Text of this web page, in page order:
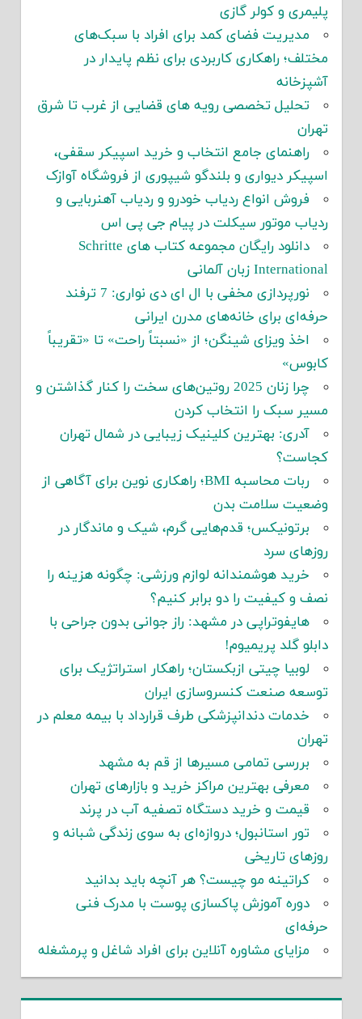
پلیمری و کولر گازی
مدیریت فضای کمد برای افراد با سبک‌های
مختلف؛ راهکاری کاربردی برای نظم پایدار در
آشپزخانه
تحلیل تخصصی رویه های قضایی از غرب تا شرق
تهران
راهنمای جامع انتخاب و خرید اسپیکر سقفی،
اسپیکر دیواری و بلندگو شیپوری از فروشگاه آوازک
فروش انواع ردیاب خودرو و ردیاب آهنربایی و
ردیاب موتور سیکلت در پیام جی پی اس
دانلود رایگان مجموعه کتاب های Schritte
International زبان آلمانی
نورپردازی مخفی با ال ای دی نواری: 7 ترفند
حرفه‌ای برای خانه‌های مدرن ایرانی
اخذ ویزای شینگن؛ از «نسبتاً راحت» تا «تقریباً
کابوس»
چرا زنان 2025 روتین‌های سخت را کنار گذاشتن و
مسیر سبک را انتخاب کردن
آدری: بهترین کلینیک زیبایی در شمال تهران
کجاست؟
ربات محاسبه BMI؛ راهکاری نوین برای آگاهی از
وضعیت سلامت بدن
برتونیکس؛ قدم‌هایی گرم، شیک و ماندگار در
روزهای سرد
خرید هوشمندانه لوازم ورزشی: چگونه هزینه را
نصف و کیفیت را دو برابر کنیم؟
هایفوتراپی در مشهد: راز جوانی بدون جراحی با
دابلو گلد پریمیوم!
لوبیا چیتی ازبکستان؛ راهکار استراتژیک برای
توسعه صنعت کنسروسازی ایران
خدمات دندانپزشکی طرف قرارداد با بیمه معلم در
تهران
بررسی تمامی مسیرها از قم به مشهد
معرفی بهترین مراکز خرید و بازارهای تهران
قیمت و خرید دستگاه تصفیه آب در پرند
تور استانبول؛ دروازه‌ای به سوی زندگی شبانه و
روزهای تاریخی
کراتینه مو چیست؟ هر آنچه باید بدانید
دوره آموزش پاکسازی پوست با مدرک فنی
حرفه‌ای
مزایای مشاوره آنلاین برای افراد شاغل و پرمشغله